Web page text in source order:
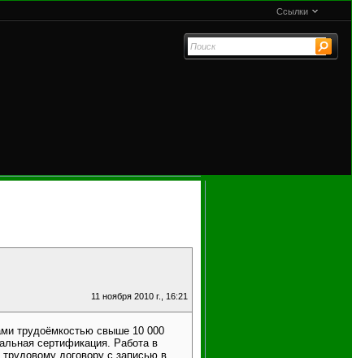
Ссылки
11 ноября 2010 г., 16:21
трудоёмкостью свыше 10 000
сертификация. Работа в
договору с записью в